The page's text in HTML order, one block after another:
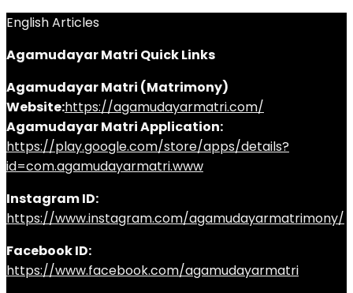
English Articles
Agamudayar Matri Quick Links
Agamudayar Matri (Matrimony)
Website:https://agamudayarmatri.com/
Agamudayar Matri Application:
https://play.google.com/store/apps/details?
id=com.agamudayarmatri.www
Instagram ID:
https://www.instagram.com/agamudayarmatrimony/
Facebook ID:
https://www.facebook.com/agamudayarmatri